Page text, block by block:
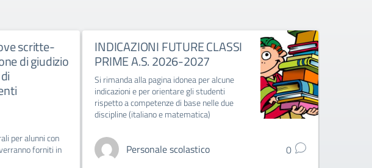
scritte-
di giudizio
per alunni con
forniti in
INDICAZIONI FUTURE CLASSI
PRIME A.S. 2026-2027
Si rimanda alla pagina idonea per alcune
indicazioni e per orientare gli studenti
rispetto a competenze di base nelle due
discipline (italiano e matematica)
Personale scolastico 0